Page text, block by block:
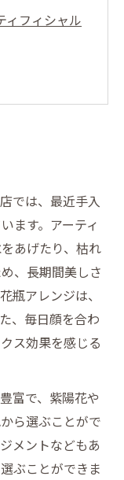
ィフィシャル
では、最近手入
ます。アーティ
あげたり、枯れ
、長期間美しさ
瓶アレンジは、
、毎日顔を合わ
ス効果を感じる
富で、紫陽花や
ら選ぶことがで
メントなどもあ
ぶことができま